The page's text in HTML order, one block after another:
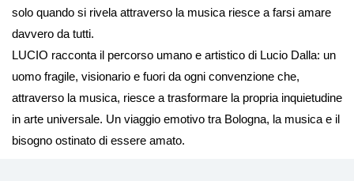
solo quando si rivela attraverso la musica riesce a farsi amare
davvero da tutti.
LUCIO racconta il percorso umano e artistico di Lucio Dalla: un
uomo fragile, visionario e fuori da ogni convenzione che,
attraverso la musica, riesce a trasformare la propria inquietudine
in arte universale. Un viaggio emotivo tra Bologna, la musica e il
bisogno ostinato di essere amato.